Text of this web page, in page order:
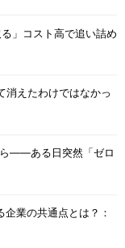
る」コスト高で追い詰め
消えたわけではなかっ
ら――ある日突然「ゼロ
業の共通点とは？：